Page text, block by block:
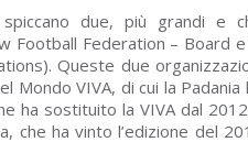
due, più grandi e
Football Federation – Board
Queste due
Mondo VIVA, di cui la Padania
ha sostituito la VIVA dal
che ha vinto l’edizione del